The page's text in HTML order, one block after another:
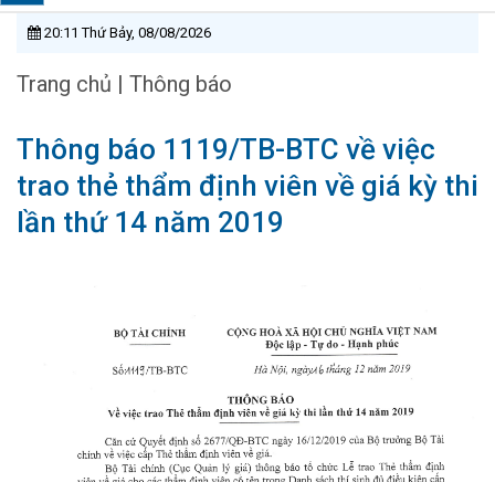
20:11 Thứ Bảy, 08/08/2026
Trang chủ | Thông báo
Thông báo 1119/TB-BTC về việc
trao thẻ thẩm định viên về giá kỳ thi
lần thứ 14 năm 2019